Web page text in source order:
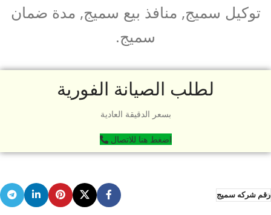
توكيل سميج, منافذ بيع سميج, مدة ضمان
سميج.
لطلب الصيانة الفورية
بسعر الدقيقة العادية
اضغط هنا للاتصال
رقم شركه سميج